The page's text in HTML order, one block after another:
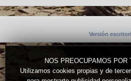
NOS PREOCUPAMOS POR
Utilizamos cookies propias y de
Versión